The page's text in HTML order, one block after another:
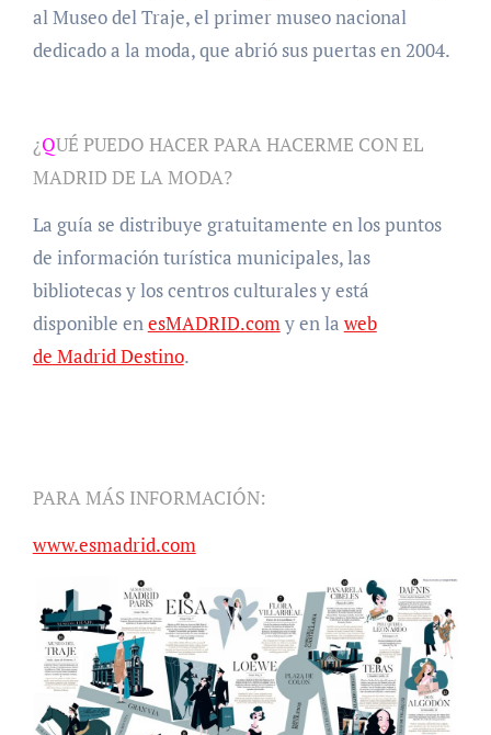
al Museo del Traje, el primer museo nacional
dedicado a la moda, que abrió sus puertas en 2004.
¿QUÉ PUEDO HACER PARA HACERME CON EL
MADRID DE LA MODA?
La guía se distribuye gratuitamente en los puntos
de información turística municipales, las
bibliotecas y los centros culturales y está
disponible enesMADRID.comy en la web
de Madrid Destino.
PARA MÁS INFORMACIÓN:
www.esmadrid.com